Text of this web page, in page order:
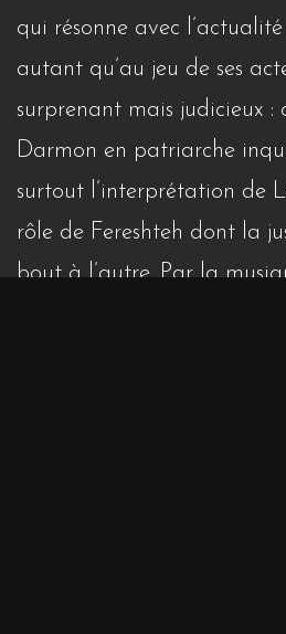
qui résonne avec
autant qu’au jeu de ses
surprenant mais judicieux :
Darmon en patriarche
surtout l’interprétation de
rôle de Fereshteh dont la
bout à l’autre. Par la